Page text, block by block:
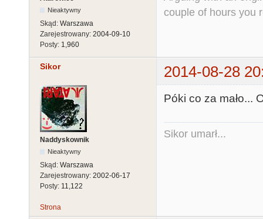
Nieaktywny
Skąd: Warszawa
Zarejestrowany: 2004-09-10
Posty: 1,960
couple of hours you
Sikor 2014-08-28
Naddyskownik
Nieaktywny
Skąd: Warszawa
Zarejestrowany: 2002-06-17
Posty: 11,122
Póki co za mało...
Sikor umarł...
Strona